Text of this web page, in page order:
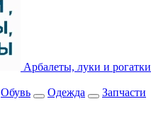
Арбалеты, луки и рогатки
Обувь Одежда Запчасти